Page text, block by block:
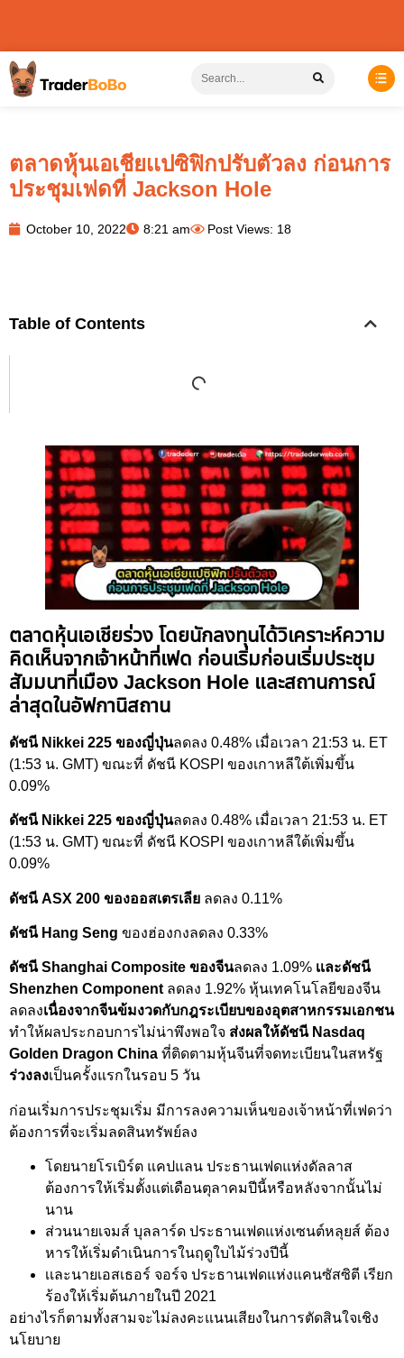
ตลาดหุ้นเอเชียเเปซิฟิกปรับตัวลง ก่อนการ
ประชุมเฟดที่ Jackson Hole
October 10, 2022 8:21 am Post Views: 18
Table of Contents
ตลาดหุ้นเอเชียร่วง โดยนักลงทุนได้วิเคราะห์ความ
คิดเห็นจากเจ้าหน้าที่เฟด ก่อนเริ่มก่อนเริ่มประชุม
สัมมนาที่เมือง Jackson Hole และสถานการณ์
ล่าสุดในอัฟกานิสถาน
ดัชนี Nikkei 225 ของญี่ปุ่นลดลง 0.48% เมื่อเวลา 21:53 น. ET
(1:53 น. GMT) ขณะที่ ดัชนี KOSPI ของเกาหลีใต้เพิ่มขึ้น
0.09%
ดัชนี Nikkei 225 ของญี่ปุ่นลดลง 0.48% เมื่อเวลา 21:53 น. ET
(1:53 น. GMT) ขณะที่ ดัชนี KOSPI ของเกาหลีใต้เพิ่มขึ้น
0.09%
ดัชนี ASX 200 ของออสเตรเลีย ลดลง 0.11%
ดัชนี Hang Seng ของฮ่องกงลดลง 0.33%
ดัชนี Shanghai Composite ของจีนลดลง 1.09% เเละดัชนี
Shenzhen Componentลดลง 1.92% หุ้นเทคโนโลยีของจีน
ลดลงเนื่องจากจีนข้มงวดกับกฎระเบียบของอุตสาหกรรมเอกชน
ทำให้ผลประกอบการไม่น่าพึงพอใจ ส่งผลให้ดัชนี Nasdaq
Golden Dragon China ที่ติดตามหุ้นจีนที่จดทะเบียนในสหรัฐ
ร่วงลงเป็นครั้งแรกในรอบ 5 วัน
ก่อนเริ่มการประชุมเริ่ม มีการลงความเห็นของเจ้าหน้าที่เฟดว่า
ต้องการที่จะเริ่มลดสินทรัพย์ลง
โดยนายโรเบิร์ต แคปแลน ประธานเฟดแห่งดัลลาส
ต้องการให้เริ่มตั้งแต่เดือนตุลาคมปีนี้หรือหลังจากนั้นไม่
นาน
ส่วนนายเจมส์ บุลลาร์ด ประธานเฟดแห่งเซนต์หลุยส์ ต้อง
หารให้เริ่มดำเนินการในฤดูใบไม้ร่วงปีนี้
เเละนายเอสเธอร์ จอร์จ ประธานเฟดแห่งแคนซัสซิตี เรียก
ร้องให้เริ่มต้นภายในปี 2021
อย่างไรก็ตามทั้งสามจะไม่ลงคะแนนเสียงในการตัดสินใจเชิง
นโยบาย